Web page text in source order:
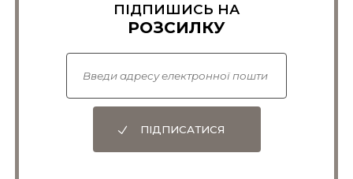
ПІДПИШИСЬ НА
РОЗСИЛКУ
ПІДПИСАТИСЯ